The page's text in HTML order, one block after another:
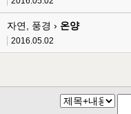
자연, 풍경 › 온양
2016.05.02